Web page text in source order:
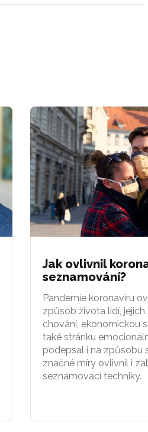
Jak ovlivnil
seznamování?
Pandemie koronaviru
způsob života lidí,
chování, ekonomickou
také stránku
podepsal i na způsobu
značné míry ovlivnil i
seznamovací techniky.